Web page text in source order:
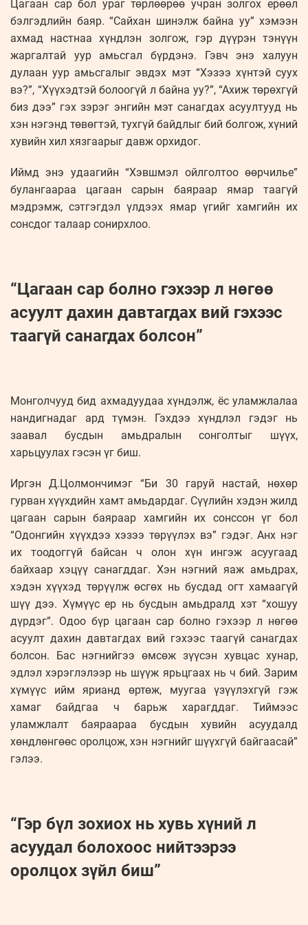
Цагаан сар бол ураг төрлөөрөө учран золгох ерөөл
бэлгэдлийн баяр. “Сайхан шинэлж байна уу” хэмээн
ахмад настнаа хүндлэн золгож, гэр дүүрэн тэнүүн
жаргалтай уур амьсгал бүрдэнэ. Гэвч энэ халуун
дулаан уур амьсгалыг эвдэх мэт “Хэзээ хүнтэй суух
вэ?”, “Хүүхэдтэй болоогүй л байна уу?”, “Ахиж төрөхгүй
биз дээ” гэх зэрэг энгийн мэт санагдах асуултууд нь
хэн нэгэнд төвөгтэй, тухгүй байдлыг бий болгож, хүний
хувийн хил хязгаарыг давж орхидог.
Иймд энэ удаагийн “Хэвшмэл ойлголтоо өөрчилье”
булангаараа цагаан сарын баяраар ямар таагүй
мэдрэмж, сэтгэгдэл үлдээх ямар үгийг хамгийн их
сонсдог талаар сонирхлоо.
“Цагаан сар болно гэхээр л нөгөө
асуулт дахин давтагдах вий гэхээс
таагүй санагдах болсон”
Монголчууд бид ахмадуудаа хүндэлж, ёс уламжлалаа
нандигнадаг ард түмэн. Гэхдээ хүндлэл гэдэг нь
заавал бусдын амьдралын сонголтыг шүүх,
харьцуулах гэсэн үг биш.
Иргэн Д.Цолмончимэг “Би 30 гаруй настай, нөхөр
гурван хүүхдийн хамт амьдардаг. Сүүлийн хэдэн жилд
цагаан сарын баяраар хамгийн их сонссон үг бол
“Одонгийн хүүхдээ хэзээ төрүүлэх вэ” гэдэг. Анх нэг
их тоодоггүй байсан ч олон хүн ингэж асуугаад
байхаар хэцүү санагддаг. Хэн нэгний яаж амьдрах,
хэдэн хүүхэд төрүүлж өсгөх нь бусдад огт хамаагүй
шүү дээ. Хүмүүс ер нь бусдын амьдралд хэт “хошуу
дүрдэг”. Одоо бүр цагаан сар болно гэхээр л нөгөө
асуулт дахин давтагдах вий гэхээс таагүй санагдах
болсон. Бас нэгнийгээ өмсөж зүүсэн хувцас хунар,
эдлэл хэрэглэлээр нь шүүж ярьцгаах нь ч бий. Зарим
хүмүүс ийм ярианд өртөж, муугаа үзүүлэхгүй гэж
хамаг байдгаа ч барьж харагддаг. Тиймээс
уламжлалт баяраараа бусдын хувийн асуудалд
хөндлөнгөөс оролцож, хэн нэгнийг шүүхгүй байгаасай”
гэлээ.
“Гэр бүл зохиох нь хувь хүний л
асуудал болохоос нийтээрээ
оролцох зүйл биш”